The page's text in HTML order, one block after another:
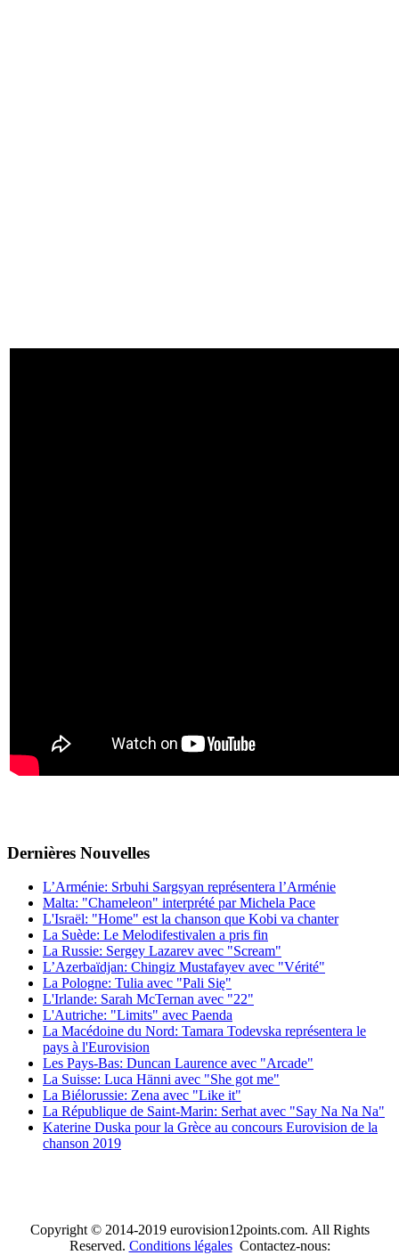
Dernières Νouvelles
L’Arménie: Srbuhi Sargsyan représentera l’Arménie
Malta: "Chameleon" interprété par Michela Pace
L'Israël: "Home" est la chanson que Kobi va chanter
La Suède: Le Melodifestivalen a pris fin
La Russie: Sergey Lazarev avec "Scream"
L’Azerbaïdjan: Chingiz Mustafayev avec "Vérité"
La Pologne: Tulia avec "Pali Się"
L'Irlande: Sarah McTernan avec "22"
L'Autriche: "Limits" avec Paenda
La Macédoine du Nord: Tamara Todevska représentera le
pays à l'Eurovision
Les Pays-Bas: Duncan Laurence avec "Arcade"
La Suisse: Luca Hänni avec "She got me"
La Biélorussie: Zena avec "Like it"
La République de Saint-Marin: Serhat avec "Say Na Na Na"
Katerine Duska pour la Grèce au concours Eurovision de la
chanson 2019
Copyright © 2014-2019 eurovision12points.com. All Rights
Reserved. Conditions légalesContactez-nous: